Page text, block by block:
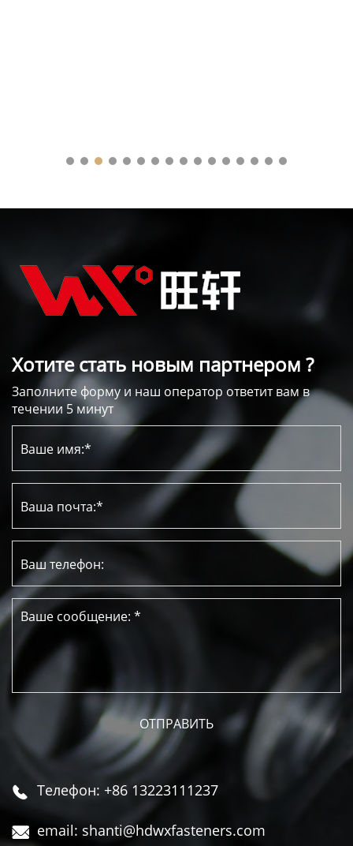
Хотите стать новым партнером ?
Заполните форму и наш оператор ответит вам в
течении 5 минут
 Телефон: +86 13223111237
 email: shanti@hdwxfasteners.com